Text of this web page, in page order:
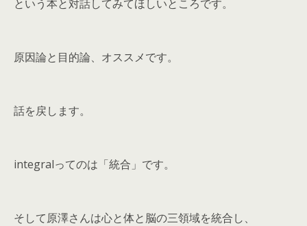
という本と対話してみてほしいところです。
原因論と目的論、オススメです。
話を戻します。
integralってのは「統合」です。
そして原澤さんは心と体と脳の三領域を統合し、